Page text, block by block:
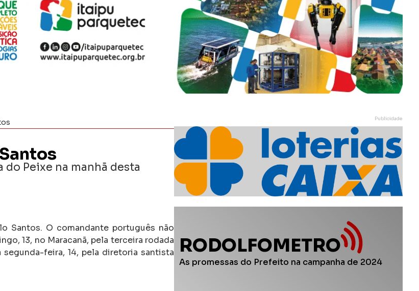
Peixe na manhã desta
Santos. O comandante português não
13, no Maracanã, pela terceira rodada
feira, 14, pela diretoria santista
Publicidade
RODOLFOMETRO
As promessas do Prefeito na campanha de 2024